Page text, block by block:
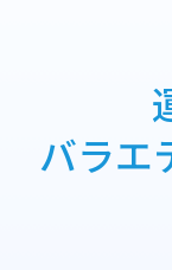
バラエ